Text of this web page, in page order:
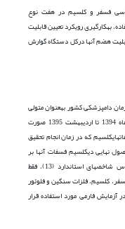
فسفر و کلسیم در هفت نوع
به­کارگیری رویکرد تعیین قابلیت
هضم آن­ها درکل دستگاه گوارش
دامپزشکی کشور به­عنوان متولی
نظارت بر بهداشت خوراک دام و مکمل­ها، در بازه زمانی دی ماه 1394 تا اردیبهشت 1395 صورت
که در زمان انجام تحقیق
از محصول نهایی دی­کلسیم فسفات آن­ها بر
اساس روش تصادفی انجام گردید. پس از آزمایش بر اساس شاخص­های استاندارد (13)، فقط
فسفر، کلسیم، فلزات سنگین و فلوئور
آزمایش فارمی مورد استفاده قرار